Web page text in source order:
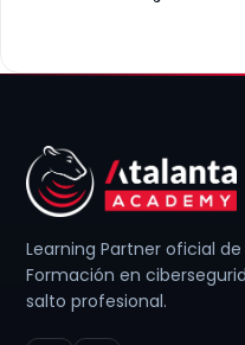
Learning Partner oficial
Formación en
salto profesional.